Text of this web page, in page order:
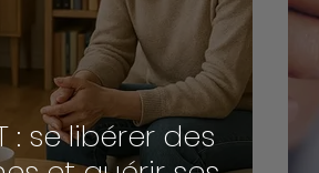
: se libérer des